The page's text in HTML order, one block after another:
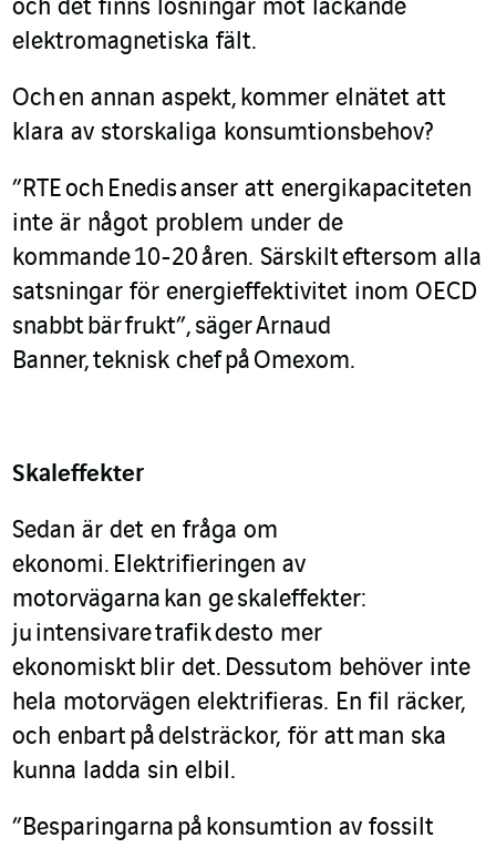
och det finns lösningar mot läckande
elektromagnetiska fält.
Ochen annan aspekt, kommer elnätet att
klara av storskaliga konsumtionsbehov?
”RTEoch Enedisanser att energikapaciteten
inte är något problem under de
kommande10-20åren. Särskilteftersom alla
satsningar för energieffektivitet inom OECD
snabbtbärfrukt”, sägerArnaud
Banner,teknisk chefpå Omexom.
Skaleffekter
Sedan är det en fråga om
ekonomi. Elektrifieringen av
motorvägarna kan geskaleffekter:
ju intensivaretrafikdesto mer
ekonomisktblir det. Dessutom behöver inte
hela motorvägen elektrifieras. En fil räcker,
och enbartpådelsträckor, för attman ska
kunna ladda sin elbil.
”Besparingarna på konsumtion av fossilt